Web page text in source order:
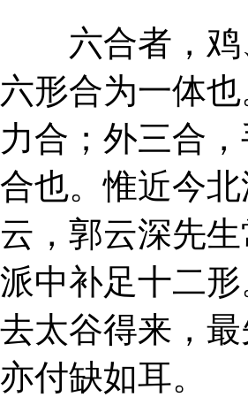
六合者，鸡
六形合为一体
力合；外三合
合也。惟近今
云，郭云深先
派中补足十二
去太谷得来，
亦付缺如耳。